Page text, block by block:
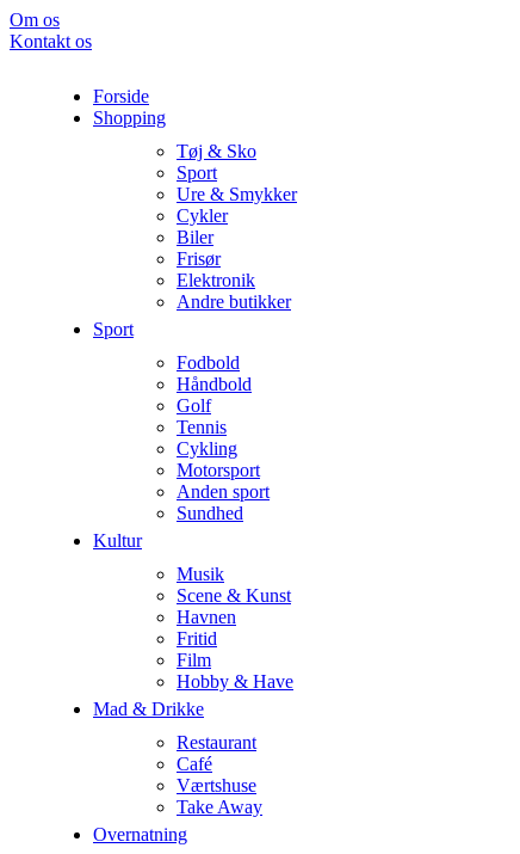
Om os
Kontakt os
Forside
Shopping
Tøj & Sko
Sport
Ure & Smykker
Cykler
Biler
Frisør
Elektronik
Andre butikker
Sport
Fodbold
Håndbold
Golf
Tennis
Cykling
Motorsport
Anden sport
Sundhed
Kultur
Musik
Scene & Kunst
Havnen
Fritid
Film
Hobby & Have
Mad & Drikke
Restaurant
Café
Værtshuse
Take Away
Overnatning